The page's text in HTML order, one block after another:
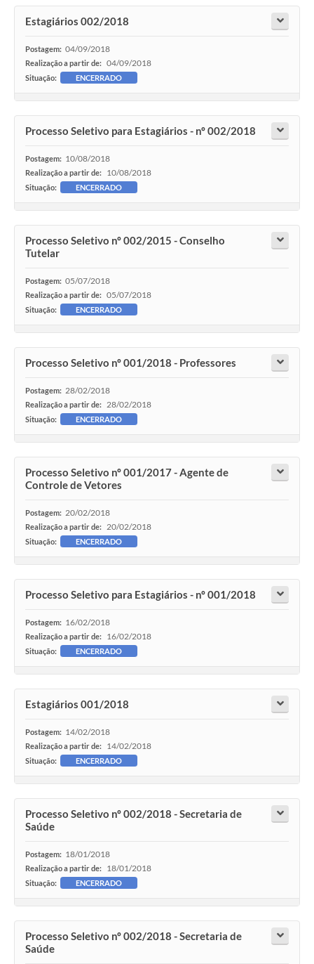
Estagiários 002/2018
Postagem: 04/09/2018
Realização a partir de: 04/09/2018
Situação: ENCERRADO
Processo Seletivo para Estagiários - nº 002/2018
Postagem: 10/08/2018
Realização a partir de: 10/08/2018
Situação: ENCERRADO
Processo Seletivo nº 002/2015 - Conselho
Tutelar
Postagem: 05/07/2018
Realização a partir de: 05/07/2018
Situação: ENCERRADO
Processo Seletivo nº 001/2018 - Professores
Postagem: 28/02/2018
Realização a partir de: 28/02/2018
Situação: ENCERRADO
Processo Seletivo nº 001/2017 - Agente de
Controle de Vetores
Postagem: 20/02/2018
Realização a partir de: 20/02/2018
Situação: ENCERRADO
Processo Seletivo para Estagiários - nº 001/2018
Postagem: 16/02/2018
Realização a partir de: 16/02/2018
Situação: ENCERRADO
Estagiários 001/2018
Postagem: 14/02/2018
Realização a partir de: 14/02/2018
Situação: ENCERRADO
Processo Seletivo nº 002/2018 - Secretaria de
Saúde
Postagem: 18/01/2018
Realização a partir de: 18/01/2018
Situação: ENCERRADO
Processo Seletivo nº 002/2018 - Secretaria de
Saúde